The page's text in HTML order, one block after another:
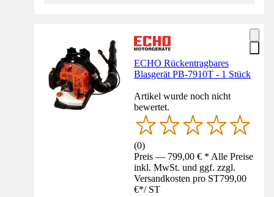
ECHO Rückentragbares
Blasgerät PB-7910T - 1 Stück
Artikel wurde noch nicht
bewertet.
(0)
Preis — 799,00 € * Alle Preise
inkl. MwSt. und ggf. zzgl.
Versandkosten pro ST799,00
€*/ ST